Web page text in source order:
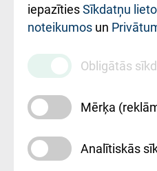
iestādes kods
010000234
Maksas
pakalpojumu
cenrādis
iepazītiesSīkdatņu
noteikumos un
Obligātās
Mērķa
Analītiskās